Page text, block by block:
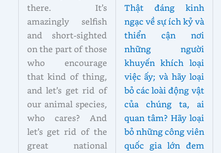
there. It’s
amazingly selfish
and short-sighted
on the part of those
who encourage
that kind of thing,
and let’s get rid of
our animal species,
who cares? And
let’s get rid of the
great national
Thật đáng kinh
ngạc về sự ích kỷ và
thiển cận nơi
những người
khuyến khích loại
việc ấy; và hãy loại
bỏ các loài động vật
của chúng ta, ai
quan tâm? Hãy loại
bỏ những công viên
quốc gia lớn đem